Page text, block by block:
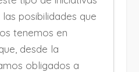
posibilidades que
tenemos en
desde la
obligados a